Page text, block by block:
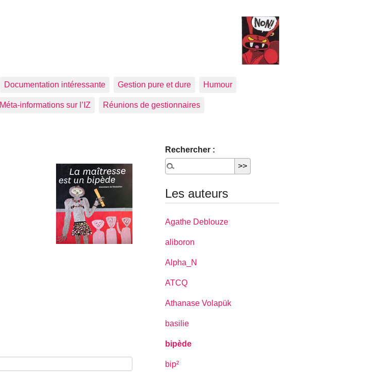
Documentation intéressante Gestion pure et dure Humour
Méta-informations sur l’IZ Réunions de gestionnaires
Rechercher :
Les auteurs
Agathe Deblouze
aliboron
Alpha_N
ATCQ
Athanase Volapük
basilie
bipède
bip²